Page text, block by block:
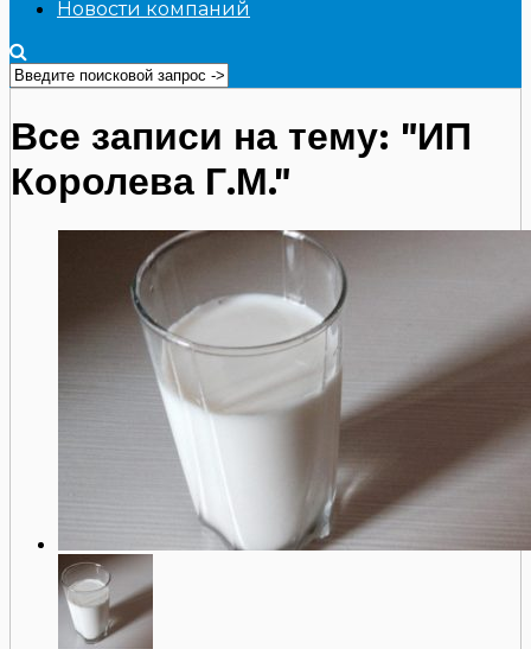
Новости компаний
Все записи на тему: "ИП
Королева Г.М."